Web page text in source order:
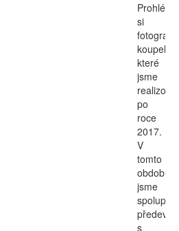
si
fotografie
koupelen,
které
jsme
po
roce
2017.
V
tomto
období
jsme
s